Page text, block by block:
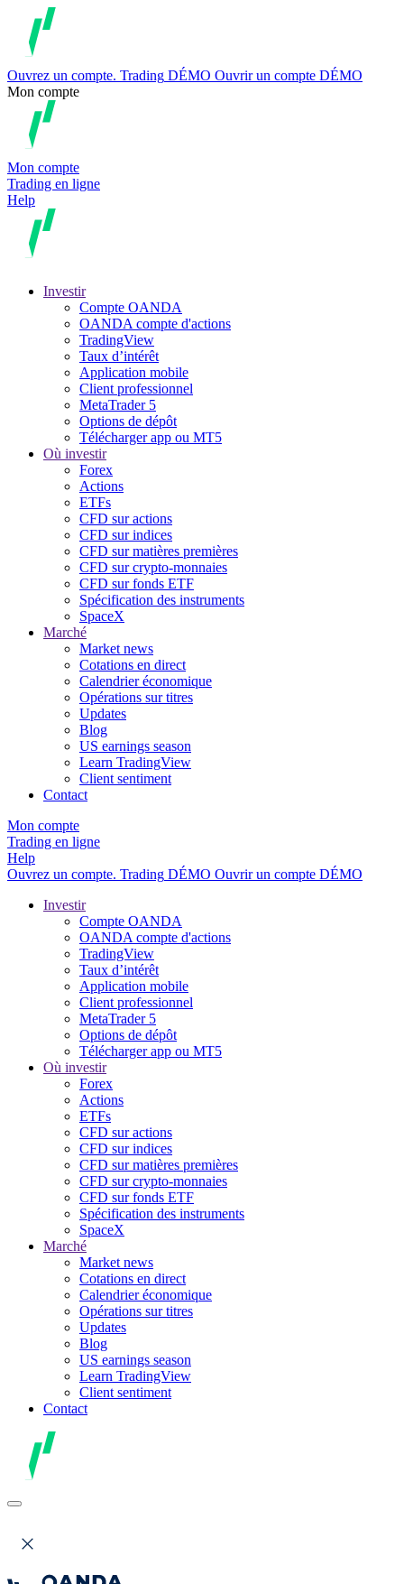
Ouvrez un compte. Trading DÉMO Ouvrir un compte DÉMO
Mon compte
Mon compte
Trading en ligne
Help
Investir
Compte OANDA
OANDA compte d'actions
TradingView
Taux d’intérêt
Application mobile
Client professionnel
MetaTrader 5
Options de dépôt
Télécharger app ou MT5
Où investir
Forex
Actions
ETFs
CFD sur actions
CFD sur indices
CFD sur matières premières
CFD sur crypto-monnaies
CFD sur fonds ETF
Spécification des instruments
SpaceX
Marché
Market news
Cotations en direct
Calendrier économique
Opérations sur titres
Updates
Blog
US earnings season
Learn TradingView
Client sentiment
Contact
Mon compte
Trading en ligne
Help
Ouvrez un compte. Trading DÉMO Ouvrir un compte DÉMO
Investir
Compte OANDA
OANDA compte d'actions
TradingView
Taux d’intérêt
Application mobile
Client professionnel
MetaTrader 5
Options de dépôt
Télécharger app ou MT5
Où investir
Forex
Actions
ETFs
CFD sur actions
CFD sur indices
CFD sur matières premières
CFD sur crypto-monnaies
CFD sur fonds ETF
Spécification des instruments
SpaceX
Marché
Market news
Cotations en direct
Calendrier économique
Opérations sur titres
Updates
Blog
US earnings season
Learn TradingView
Client sentiment
Contact